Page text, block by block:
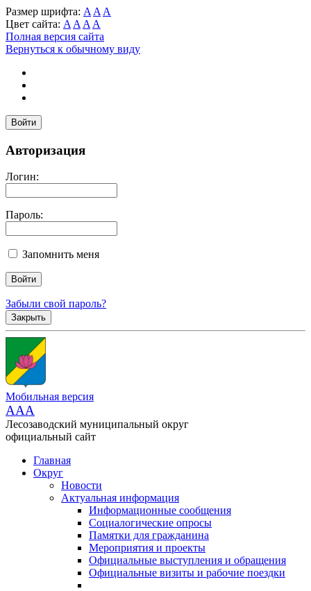
Размер шрифта: A A A
Цвет сайта: A A A A
Полная версия сайта
Вернуться к обычному виду
Войти
Авторизация
Логин:
Пароль:
Запомнить меня
Забыли свой пароль?
Закрыть
Мобильная версия
AAA
Лесозаводский муниципальный округ
официальный сайт
Главная
Округ
Новости
Актуальная информация
Информационные сообщения
Социалогические опросы
Памятки для гражданина
Мероприятия и проекты
Официальные выступления и обращения
Официальные визиты и рабочие поездки